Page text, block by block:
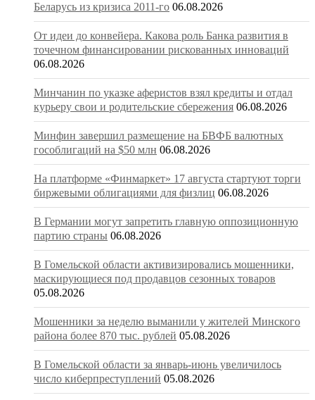
Беларусь из кризиса 2011-го 06.08.2026
От идеи до конвейера. Какова роль Банка развития в
точечном финансировании рискованных инноваций
06.08.2026
Минчанин по указке аферистов взял кредиты и отдал
курьеру свои и родительские сбережения 06.08.2026
Минфин завершил размещение на БВФБ валютных
гособлигаций на $50 млн 06.08.2026
На платформе «Финмаркет» 17 августа стартуют торги
биржевыми облигациями для физлиц 06.08.2026
В Германии могут запретить главную оппозиционную
партию страны 06.08.2026
В Гомельской области активизировались мошенники,
маскирующиеся под продавцов сезонных товаров
05.08.2026
Мошенники за неделю выманили у жителей Минского
района более 870 тыс. рублей 05.08.2026
В Гомельской области за январь-июнь увеличилось
число киберпреступлений 05.08.2026